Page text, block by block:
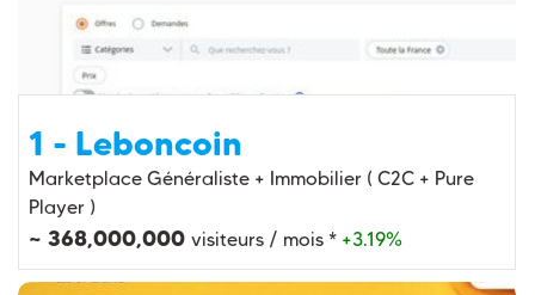
1 - Leboncoin
Marketplace Généraliste + Immobilier ( C2C + Pure
Player )
~ 368,000,000 visiteurs / mois * +3.19%